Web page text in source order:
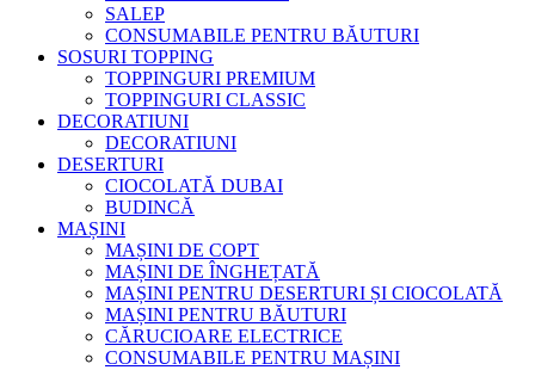
SALEP
CONSUMABILE PENTRU BĂUTURI
SOSURI TOPPING
TOPPINGURI PREMIUM
TOPPINGURI CLASSIC
DECORATIUNI
DECORATIUNI
DESERTURI
CIOCOLATĂ DUBAI
BUDINCĂ
MAȘINI
MAȘINI DE COPT
MAȘINI DE ÎNGHEȚATĂ
MAȘINI PENTRU DESERTURI ȘI CIOCOLATĂ
MAȘINI PENTRU BĂUTURI
CĂRUCIOARE ELECTRICE
CONSUMABILE PENTRU MAȘINI